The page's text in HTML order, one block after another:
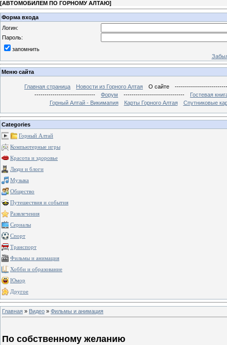
[АВТОМОБИЛЕМ ПО ГОРНОМУ АЛТАЮ]
Форма входа
Логин:
Пароль:
запомнить
Меню сайта
Главная страница Новости из Горного Алтая О сайте
------------------------------
Форум ------------------------------
Гостевая
Горный Алтай - Викимапия
Карты Горного Алтая Спутниковые
Categories
Горный Алтай
Компьютерные игры
Красота и здоровье
Люди и блоги
Музыка
Общество
Путешествия и события
Развлечения
Сериалы
Спорт
Транспорт
Фильмы и анимация
Хобби и образование
Юмор
Другое
Главная » Видео » Фильмы и анимация
По собственному желанию